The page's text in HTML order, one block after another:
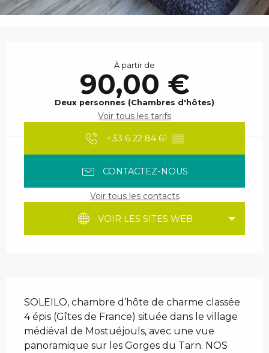
À partir de
90,00 €
Deux personnes (Chambres d'hôtes)
Voir tous les tarifs
+33 6 22 84 61 ▒▒
CONTACTEZ-NOUS
Voir tous les contacts
VOIR LES SITES WEB
SOLEILO, chambre d’hôte de charme classée
4 épis (Gîtes de France) située dans le village
médiéval de Mostuéjouls, avec une vue
panoramique sur les Gorges du Tarn. NOS